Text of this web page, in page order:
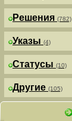
Решения (782)
Указы (4)
Статусы (10)
Другие (105)